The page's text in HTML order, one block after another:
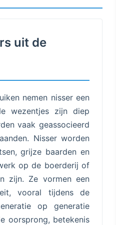
uit de
nemen nisser een
wezentjes zijn diep
vaak geassocieerd
Nisser worden
grijze baarden en
op de boerderij of
zijn. Ze vormen een
vooral tijdens de
op generatie
oorsprong, betekenis